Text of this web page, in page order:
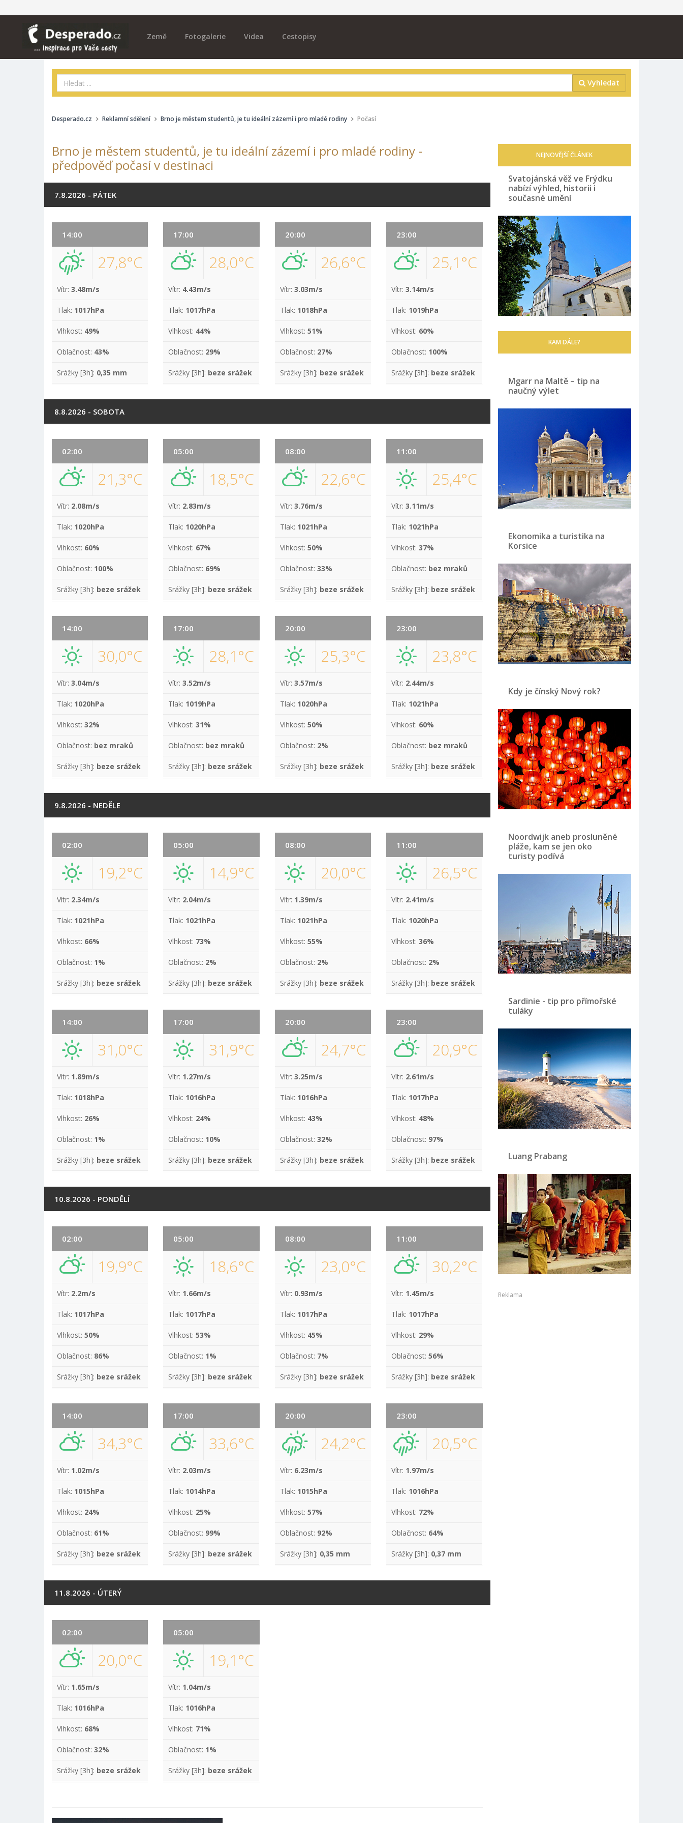
Země Fotogalerie Videa Cestopisy
Vyhledat
Desperado.cz Reklamní sdělení Brno je městem studentů, je tu ideální zázemí i pro mladé rodiny Počasí
Brno je městem studentů, je tu ideální zázemí i pro mladé rodiny -
předpověď počasí v destinaci
7.8.2026 - PÁTEK
14:00
27,8°C
Vítr: 3.48m/s
Tlak: 1017hPa
Vlhkost: 49%
Oblačnost: 43%
Srážky [3h]: 0,35 mm
17:00
28,0°C
Vítr: 4.43m/s
Tlak: 1017hPa
Vlhkost: 44%
Oblačnost: 29%
Srážky [3h]: beze srážek
20:00
26,6°C
Vítr: 3.03m/s
Tlak: 1018hPa
Vlhkost: 51%
Oblačnost: 27%
Srážky [3h]: beze srážek
23:00
25,1°C
Vítr:3.14m/s
Tlak: 1019hPa
Vlhkost: 60%
Oblačnost: 100%
Srážky [3h]: beze srážek
8.8.2026 - SOBOTA
02:00
21,3°C
Vítr: 2.08m/s
Tlak: 1020hPa
Vlhkost: 60%
Oblačnost: 100%
Srážky [3h]: beze srážek
05:00
18,5°C
Vítr: 2.83m/s
Tlak: 1020hPa
Vlhkost: 67%
Oblačnost: 69%
Srážky [3h]: beze srážek
08:00
22,6°C
Vítr: 3.76m/s
Tlak: 1021hPa
Vlhkost: 50%
Oblačnost: 33%
Srážky [3h]: beze srážek
11:00
25,4°C
Vítr:3.11m/s
Tlak: 1021hPa
Vlhkost:37%
Oblačnost: bez mraků
Srážky [3h]: beze srážek
14:00
30,0°C
Vítr: 3.04m/s
Tlak: 1020hPa
Vlhkost: 32%
Oblačnost: bez mraků
Srážky [3h]: beze srážek
17:00
28,1°C
Vítr:3.52m/s
Tlak: 1019hPa
Vlhkost:31%
Oblačnost: bez mraků
Srážky [3h]: beze srážek
20:00
25,3°C
Vítr: 3.57m/s
Tlak: 1020hPa
Vlhkost: 50%
Oblačnost: 2%
Srážky [3h]: beze srážek
23:00
23,8°C
Vítr: 2.44m/s
Tlak: 1021hPa
Vlhkost: 60%
Oblačnost: bez mraků
Srážky [3h]: beze srážek
9.8.2026 - NEDĚLE
02:00
19,2°C
Vítr: 2.34m/s
Tlak: 1021hPa
Vlhkost: 66%
Oblačnost: 1%
Srážky [3h]: beze srážek
05:00
14,9°C
Vítr: 2.04m/s
Tlak: 1021hPa
Vlhkost: 73%
Oblačnost: 2%
Srážky [3h]: beze srážek
08:00
20,0°C
Vítr: 1.39m/s
Tlak: 1021hPa
Vlhkost: 55%
Oblačnost: 2%
Srážky [3h]: beze srážek
11:00
26,5°C
Vítr: 2.41m/s
Tlak: 1020hPa
Vlhkost:36%
Oblačnost: 2%
Srážky [3h]: beze srážek
14:00
31,0°C
Vítr: 1.89m/s
Tlak: 1018hPa
Vlhkost: 26%
Oblačnost: 1%
Srážky [3h]: beze srážek
17:00
31,9°C
Vítr: 1.27m/s
Tlak: 1016hPa
Vlhkost: 24%
Oblačnost: 10%
Srážky [3h]: beze srážek
20:00
24,7°C
Vítr: 3.25m/s
Tlak: 1016hPa
Vlhkost: 43%
Oblačnost: 32%
Srážky [3h]: beze srážek
23:00
20,9°C
Vítr: 2.61m/s
Tlak: 1017hPa
Vlhkost: 48%
Oblačnost: 97%
Srážky [3h]: beze srážek
10.8.2026 - PONDĚLÍ
02:00
19,9°C
Vítr: 2.2m/s
Tlak: 1017hPa
Vlhkost: 50%
Oblačnost: 86%
Srážky [3h]: beze srážek
05:00
18,6°C
Vítr: 1.66m/s
Tlak: 1017hPa
Vlhkost:53%
Oblačnost: 1%
Srážky [3h]: beze srážek
08:00
23,0°C
Vítr: 0.93m/s
Tlak: 1017hPa
Vlhkost: 45%
Oblačnost: 7%
Srážky [3h]: beze srážek
11:00
30,2°C
Vítr: 1.45m/s
Tlak: 1017hPa
Vlhkost: 29%
Oblačnost:56%
Srážky [3h]: beze srážek
14:00
34,3°C
Vítr: 1.02m/s
Tlak: 1015hPa
Vlhkost: 24%
Oblačnost: 61%
Srážky [3h]: beze srážek
17:00
33,6°C
Vítr: 2.03m/s
Tlak: 1014hPa
Vlhkost: 25%
Oblačnost: 99%
Srážky [3h]: beze srážek
20:00
24,2°C
Vítr: 6.23m/s
Tlak: 1015hPa
Vlhkost: 57%
Oblačnost: 92%
Srážky [3h]: 0,35 mm
23:00
20,5°C
Vítr: 1.97m/s
Tlak: 1016hPa
Vlhkost: 72%
Oblačnost: 64%
Srážky [3h]: 0,37 mm
11.8.2026 - ÚTERÝ
02:00
20,0°C
Vítr: 1.65m/s
Tlak: 1016hPa
Vlhkost: 68%
Oblačnost: 32%
Srážky [3h]: beze srážek
05:00
19,1°C
Vítr: 1.04m/s
Tlak: 1016hPa
Vlhkost: 71%
Oblačnost: 1%
Srážky [3h]: beze srážek
NEJNOVĚJŠÍ ČLÁNEK
Svatojánská věž ve Frýdku
nabízí výhled, historii i
současné umění
KAM DÁLE?
Mgarr na Maltě – tip na
naučný výlet
Ekonomika a turistika na
Korsice
Kdy je čínský Nový rok?
Noordwijk aneb prosluněné
pláže, kam se jen oko
turisty podívá
Sardinie - tip pro přímořské
tuláky
Luang Prabang
Reklama